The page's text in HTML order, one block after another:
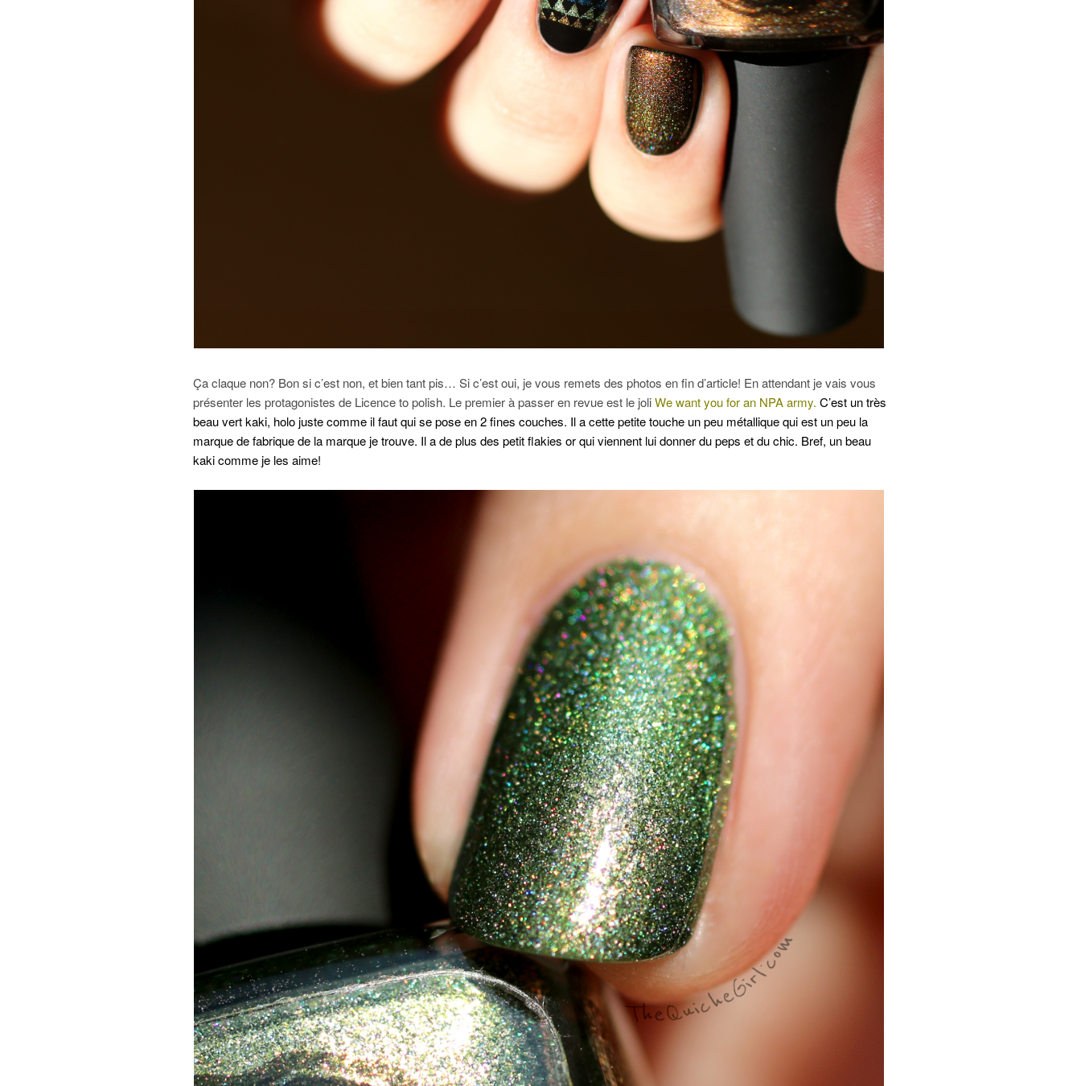
Ça claque non? Bon si c’est non, et bien tant pis… Si c’est oui, je vous remets des photos en fin d’article! En attendant je vais vous
présenter les protagonistes de Licence to polish. Le premier à passer en revue est le joliWe want you for an NPA army. C’est un très
beau vert kaki, holo juste comme il faut qui se pose en 2 fines couches. Il a cette petite touche un peu métallique qui est un peu la
marque de fabrique de la marque je trouve. Il a de plus des petit flakies or qui viennent lui donner du peps et du chic. Bref, un beau
kaki comme je les aime!